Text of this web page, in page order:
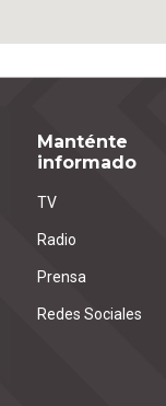
Manténte
informado
TV
Radio
Prensa
Redes Sociales